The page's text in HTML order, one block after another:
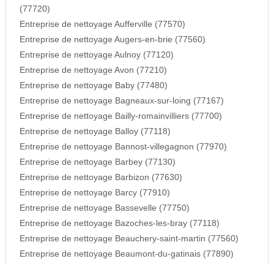
(77720)
Entreprise de nettoyage Aufferville (77570)
Entreprise de nettoyage Augers-en-brie (77560)
Entreprise de nettoyage Aulnoy (77120)
Entreprise de nettoyage Avon (77210)
Entreprise de nettoyage Baby (77480)
Entreprise de nettoyage Bagneaux-sur-loing (77167)
Entreprise de nettoyage Bailly-romainvilliers (77700)
Entreprise de nettoyage Balloy (77118)
Entreprise de nettoyage Bannost-villegagnon (77970)
Entreprise de nettoyage Barbey (77130)
Entreprise de nettoyage Barbizon (77630)
Entreprise de nettoyage Barcy (77910)
Entreprise de nettoyage Bassevelle (77750)
Entreprise de nettoyage Bazoches-les-bray (77118)
Entreprise de nettoyage Beauchery-saint-martin (77560)
Entreprise de nettoyage Beaumont-du-gatinais (77890)